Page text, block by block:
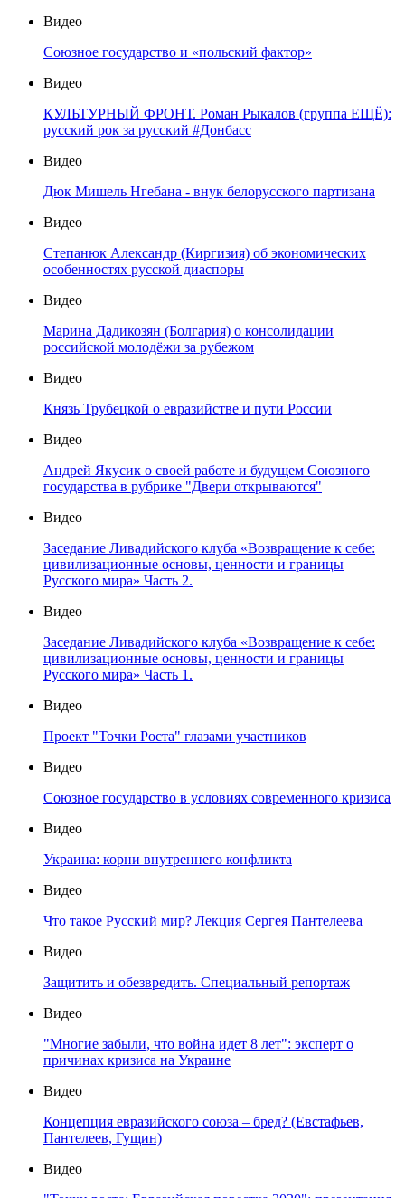
Видео
Союзное государство и «польский фактор»
Видео
КУЛЬТУРНЫЙ ФРОНТ. Роман Рыкалов (группа ЕЩЁ):
русский рок за русский #Донбасс
Видео
Дюк Мишель Нгебана - внук белорусского партизана
Видео
Степанюк Александр (Киргизия) об экономических
особенностях русской диаспоры
Видео
Марина Дадикозян (Болгария) о консолидации
российской молодёжи за рубежом
Видео
Князь Трубецкой о евразийстве и пути России
Видео
Андрей Якусик о своей работе и будущем Союзного
государства в рубрике "Двери открываются"
Видео
Заседание Ливадийского клуба «Возвращение к себе:
цивилизационные основы, ценности и границы
Русского мира» Часть 2.
Видео
Заседание Ливадийского клуба «Возвращение к себе:
цивилизационные основы, ценности и границы
Русского мира» Часть 1.
Видео
Проект "Точки Роста" глазами участников
Видео
Союзное государство в условиях современного кризиса
Видео
Украина: корни внутреннего конфликта
Видео
Что такое Русский мир? Лекция Сергея Пантелеева
Видео
Защитить и обезвредить. Специальный репортаж
Видео
"Многие забыли, что война идет 8 лет": эксперт о
причинах кризиса на Украине
Видео
Концепция евразийского союза – бред? (Евстафьев,
Пантелеев, Гущин)
Видео